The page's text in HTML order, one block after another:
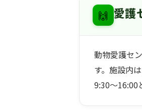
🙌 愛護
動物愛護セ
す。施設内
9:30〜16:00